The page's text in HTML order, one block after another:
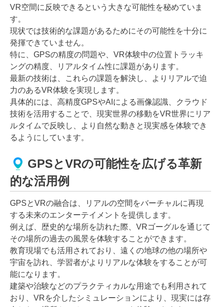
VR空間に反映できるという大きな可能性を秘めていま
す。
現状では技術的な課題があるためにその可能性を十分に
発揮できていません。
特に、GPSの精度の問題や、VR体験中の位置トラッキ
ングの精度、リアルタイム性に課題があります。
最新の技術は、これらの課題を解決し、よりリアルで迫
力のあるVR体験を実現します。
具体的には、高精度GPSやAIによる画像認識、クラウド
技術を活用することで、現実世界の移動をVR世界にリア
ルタイムで反映し、より自然な動きと現実感を体験でき
るようにしています。
GPSとVRの可能性を広げる革新
的な活用例
GPSとVRの融合は、リアルの空間をバーチャルに再現
する未来のエンターテイメントを提供します。
例えば、歴史的な場所を訪れた際、VRゴーグルを通じて
その場所の過去の風景を体験することができます。
教育現場でも活用されており、遠くの地球の他の場所や
宇宙を訪れ、学習者がよりリアルな体験をすることが可
能になります。
建築や治験などのプラクティカルな用途でも利用されて
おり、VRを介したシミュレーションにより、現実には存